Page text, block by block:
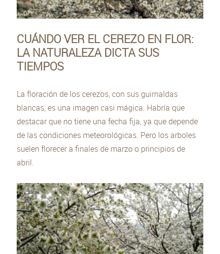
CUÁNDO VER EL CEREZO EN FLOR:
LA NATURALEZA DICTA SUS
TIEMPOS
La floración de los cerezos, con sus guirnaldas
blancas, es una imagen casi mágica. Habría que
destacar que no tiene una fecha fija, ya que depende
de las condiciones meteorológicas. Pero los arboles
suelen florecer a finales de marzo o principios de
abril.